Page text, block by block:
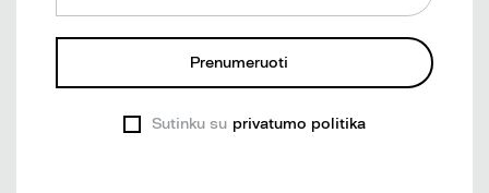
Prenumeruoti
Sutinku su privatumo politika